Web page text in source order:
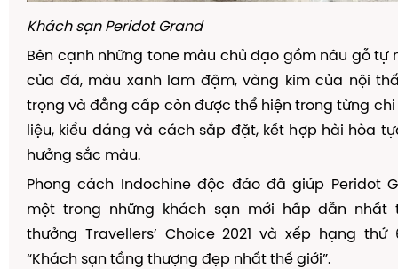
Khách sạn Peridot Grand
Bên cạnh những tone màu chủ đạo gồm nâu gỗtự
của đá, màu xanh lam đậm, vàng kim của nội th
trọng và đẳng cấp còn được thểhiện trong từng chi
liệu, kiểu dáng và cách sắp đặt, kết hợp hài hòa tự
hưởng sắc màu.
Phong cách Indochineđộc đáođã giúp Peridot
một trong những khách sạn mới hấp dẫn nhất
thưởng Travellers’ Choice 2021 và xếp hạng thứ
“Khách sạn tầng thượng đẹp nhất thế giới”.